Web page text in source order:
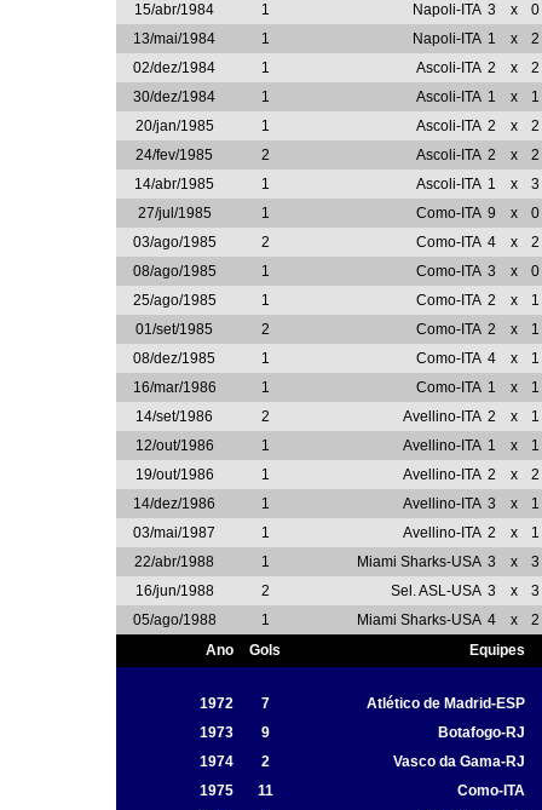
15/abr/1984
1 Napoli-ITA 3 x
0
13/mai/1984
1 Napoli-ITA 1 x
2
02/dez/1984
1 Ascoli-ITA 2 x
2
30/dez/1984
1 Ascoli-ITA 1 x
1
20/jan/1985
1 Ascoli-ITA 2 x
2
24/fev/1985
2 Ascoli-ITA 2 x
2
14/abr/1985
1 Ascoli-ITA 1 x
3
27/jul/1985
1 Como-ITA 9 x
0
03/ago/1985
2 Como-ITA 4 x
2
08/ago/1985
1 Como-ITA 3 x
0
25/ago/1985
1 Como-ITA 2 x
1
01/set/1985
2 Como-ITA 2 x
1
08/dez/1985
1 Como-ITA 4 x
1
16/mar/1986
1 Como-ITA 1 x
1
14/set/1986
2 Avellino-ITA 2 x
1
12/out/1986
1 Avellino-ITA 1 x
1
19/out/1986
1 Avellino-ITA 2 x
2
14/dez/1986
1 Avellino-ITA 3 x
1
03/mai/1987
1 Avellino-ITA 2 x
1
22/abr/1988
1 Miami Sharks-USA 3 x
3
16/jun/1988
2 Sel. ASL-USA 3 x
3
05/ago/1988
1 Miami Sharks-USA 4 x
2
Ano
Gols Equipes
1972 7
Atlético de Madrid-ESP
1973
9
Botafogo-RJ
1974
2
Vasco da Gama-RJ
1975
11
Como-ITA